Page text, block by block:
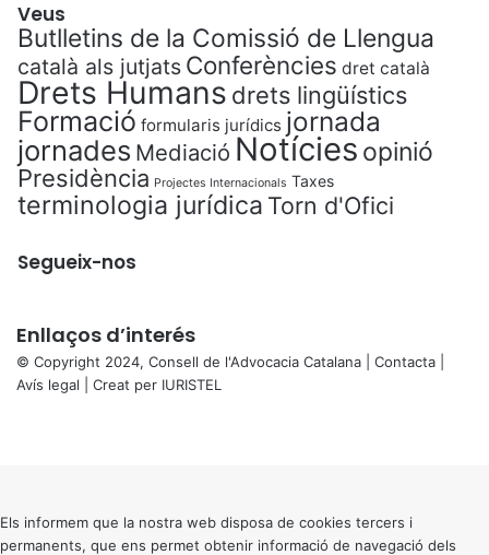
Veus
Butlletins de la Comissió de Llengua
català als jutjats Conferències dret català
Drets Humans drets lingüístics
Formació formularis jurídics jornada
jornades Mediació Notícies opinió
Presidència Projectes Internacionals Taxes
terminologia jurídica Torn d'Ofici
Segueix-nos
Enllaços d’interés
© Copyright 2024, Consell de l'Advocacia Catalana | Contacta
Avís legal | Creat per IURISTEL
button
Els informem que la nostra web disposa de cookies tercers i
permanents, que ens permet obtenir informació de navegació dels